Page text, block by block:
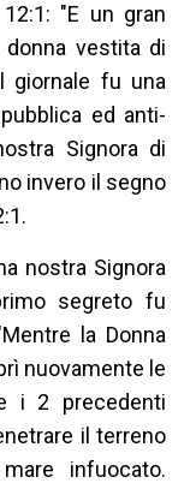
"E un gran
vestita di
giornale fu una
ed anti-
Signora di
invero il segno
nostra Signora
segreto fu
la Donna
nuovamente le
i 2 precedenti
il terreno
infuocato.